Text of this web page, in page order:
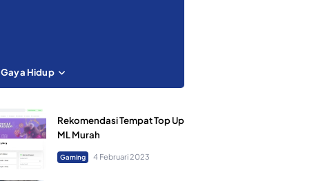
Gaya Hidup
Rekomendasi Tempat Top Up
ML Murah
Gaming 4 Februari 2023